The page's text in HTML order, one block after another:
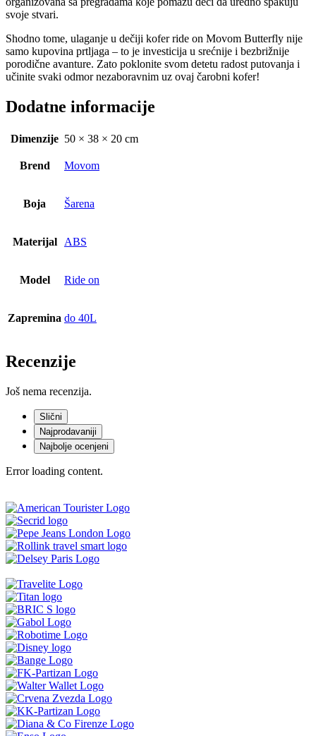
svoje stvari.
Shodno tome, ulaganje u dečiji kofer ride on Movom Butterfly nije
samo kupovina prtljaga – to je investicija u srećnije i bezbrižnije
porodične avanture. Zato poklonite svom detetu radost putovanja i
učinite svaki odmor nezaboravnim uz ovaj čarobni kofer!
Dodatne informacije
Dimenzije 50 × 38 × 20 cm
Brend Movom
Boja Šarena
Materijal ABS
Model Ride on
Zapremina do 40L
Recenzije
Još nema recenzija.
Slični
Najprodavaniji
Najbolje ocenjeni
Error loading content.